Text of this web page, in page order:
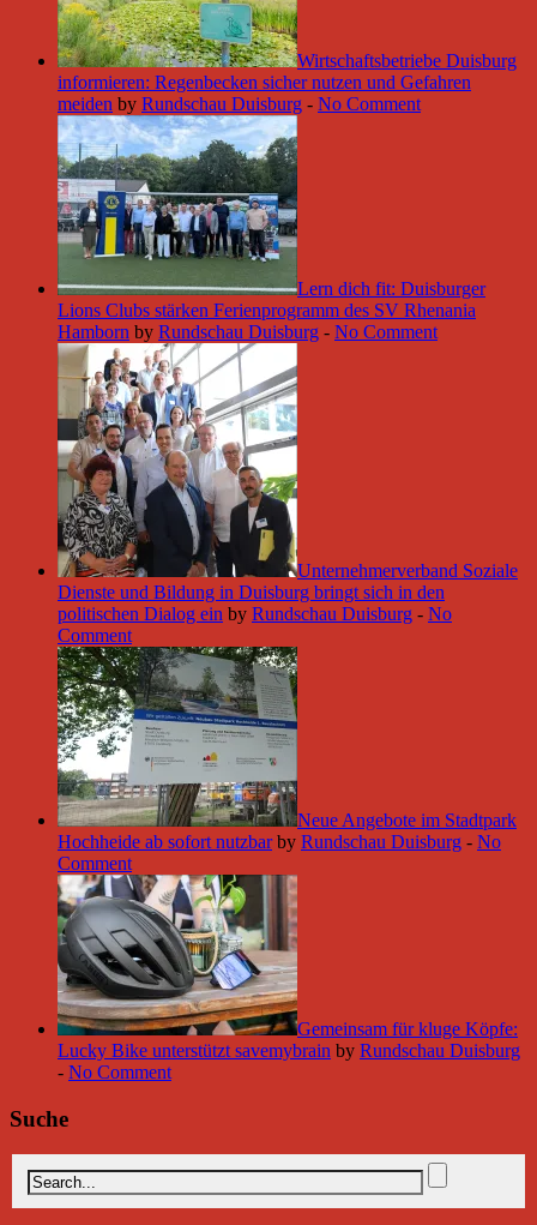
Wirtschaftsbetriebe Duisburg
informieren: Regenbecken sicher nutzen und Gefahren
meiden by Rundschau Duisburg - No Comment
Lern dich fit: Duisburger
Lions Clubs stärken Ferienprogramm des SV Rhenania
Hamborn by Rundschau Duisburg - No Comment
Unternehmerverband Soziale
Dienste und Bildung in Duisburg bringt sich in den
politischen Dialog ein by Rundschau Duisburg - No
Comment
Neue Angebote im Stadtpark
Hochheide ab sofort nutzbar by Rundschau Duisburg - No
Comment
Gemeinsam für kluge Köpfe:
Lucky Bike unterstützt savemybrain by Rundschau Duisburg
- No Comment
Suche